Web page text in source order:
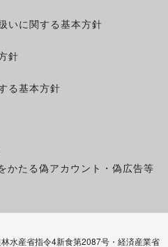
いに関する基本方針
針
る基本方針
かたる偽アカウント・偽広告等
水産省指令4新食第2087号・経済産業省